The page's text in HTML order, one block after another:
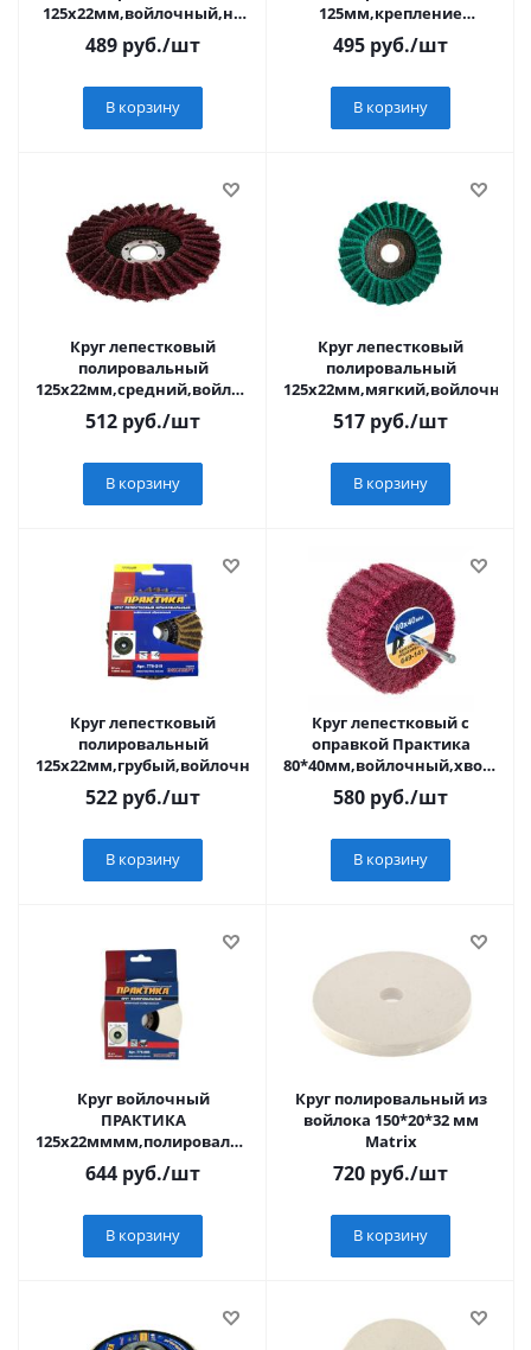
125х22мм,войлочный,не
абразивный ПРАКТИКА
489 руб./шт
В корзину
125мм,крепление
ПРАКТИКА
495 руб./шт
В корзину
Круг лепестковый
полировальный
125х22мм,средний,войлочный,абразивный
ПРАКТИКА
512 руб./шт
В корзину
Круг лепестковый
полировальный
517 руб./шт
В корзину
Круг лепестковый
полировальный
125х22мм,грубый,войлочный,абразивный,ПРАКТИКА
522 руб./шт
В корзину
Круг лепестковый с
оправкой Практика
6мм, серия Профи
580 руб./шт
В корзину
Круг войлочный
ПРАКТИКА
125х22мммм,полировальный,не
абразивный,крепление
644 руб./шт
В корзину
Круг полировальный из
войлока 150*20*32 мм
Matrix
720 руб./шт
В корзину